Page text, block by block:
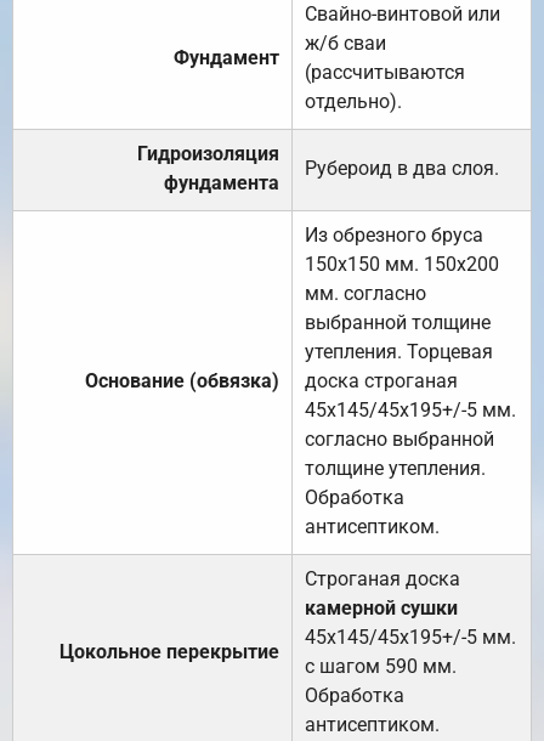
Фундамент
Свайно-винтовой или
ж/б сваи
(рассчитываются
отдельно).
Гидроизоляция
фундамента
Рубероид в два слоя.
Основание (обвязка)
Из обрезного бруса
150х150 мм. 150х200
мм. согласно
выбранной толщине
утепления. Торцевая
доска строганая
45х145/45х195+/-5 мм.
согласно выбранной
толщине утепления.
Обработка
антисептиком.
Цокольное перекрытие
Строганая доска
камерной сушки
45х145/45х195+/-5 мм.
с шагом 590 мм.
Обработка
антисептиком.